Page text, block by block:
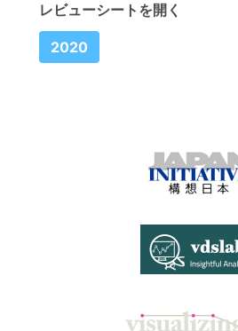
レビューシートを開く
2020